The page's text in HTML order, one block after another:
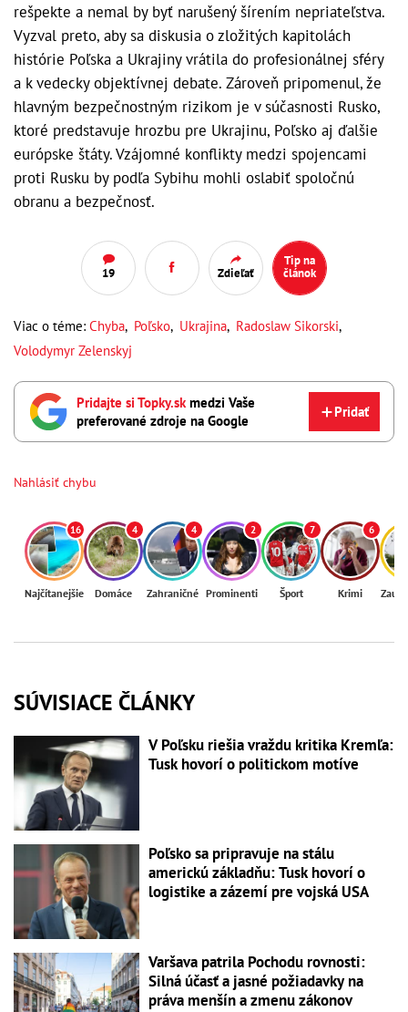
rešpekte a nemal by byť narušený šírením nepriateľstva.
Vyzval preto, aby sa diskusia o zložitých kapitolách
histórie Poľska a Ukrajiny vrátila do profesionálnej sféry
a k vedecky objektívnej debate. Zároveň pripomenul, že
hlavným bezpečnostným rizikom je v súčasnosti Rusko,
ktoré predstavuje hrozbu pre Ukrajinu, Poľsko aj ďalšie
európske štáty. Vzájomné konflikty medzi spojencami
proti Rusku by podľa Sybihu mohli oslabiť spoločnú
obranu a bezpečnosť.
19 Zdieľať
Tip na
článok
Viac o téme: Chyba, Poľsko, Ukrajina, Radoslaw Sikorski,
Volodymyr Zelenskyj
Pridajte si Topky.skmedzi Vaše
preferované zdroje na Google
Pridať
Nahlásiť chybu
16
Najčítanejšie
4
Domáce
4
Zahraničné
2
Prominenti
7
Šport
6
Krimi
SÚVISIACE ČLÁNKY
V Poľsku riešia vraždu kritika Kremľa:
Tusk hovorí o politickom motíve
Poľsko sa pripravuje na stálu
americkú základňu: Tusk hovorí o
logistike a zázemí pre vojská USA
Varšava patrila Pochodu rovnosti:
Silná účasť a jasné požiadavky na
práva menšín a zmenu zákonov